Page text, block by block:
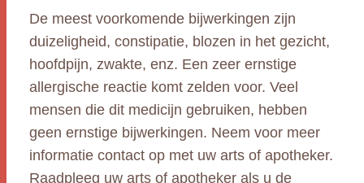
De meest voorkomende bijwerkingen zijn
duizeligheid, constipatie, blozen in het gezicht,
hoofdpijn, zwakte, enz. Een zeer ernstige
allergische reactie komt zelden voor. Veel
mensen die dit medicijn gebruiken, hebben
geen ernstige bijwerkingen. Neem voor meer
informatie contact op met uw arts of apotheker.
Raadpleeg uw arts of apotheker als u de